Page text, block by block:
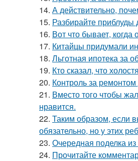
14. А действительно,
15. Разбирайте
16. Вот что бывает, когда
17. Китайцы придумали
18. Льготная ипотека за
19. Кто сказал, что
20. Контроль за
21. Вместо того чтобы
нравится.
22. Таким образом, если
обязательно, но у этих
23. Очередная поделка
24. Прочитайте